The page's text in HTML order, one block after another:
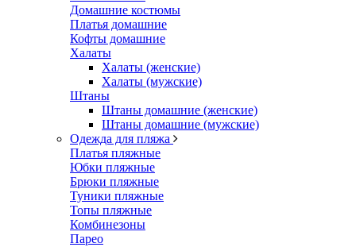
Домашние костюмы
Платья домашние
Кофты домашние
Халаты
Халаты (женские)
Халаты (мужские)
Штаны
Штаны домашние (женские)
Штаны домашние (мужские)
Одежда для пляжа
Платья пляжные
Юбки пляжные
Брюки пляжные
Туники пляжные
Топы пляжные
Комбинезоны
Парео